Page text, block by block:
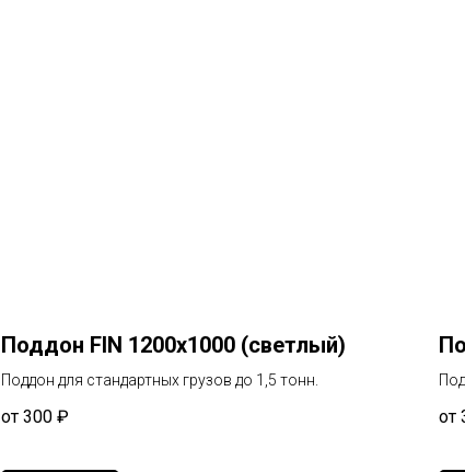
Поддон FIN 1200х1000 (светлый)
Поддон для стандартных грузов до 1,5 тонн.
от 300 ₽ от